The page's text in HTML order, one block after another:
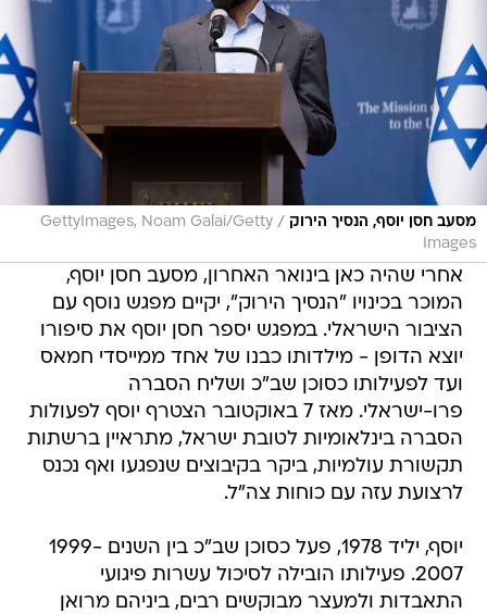
מסעב חסן יוסף, הנסיך הירוק /
GettyImages, Noam Galai/Getty
Images
אחרי שהיה כאן בינואר האחרון, מסעב חסן יוסף,
המוכר בכינויו "הנסיך הירוק", יקיים מפגש נוסף עם
הציבור הישראלי. במפגש יספר חסן יוסף את סיפורו
יוצא הדופן - מילדותו כבנו של אחד ממייסדי חמאס
ועד לפעילותו כסוכן שב"כ ושליח הסברה
פרו-ישראלי. מאז 7 באוקטובר הצטרף יוסף לפעולות
הסברה בינלאומיות לטובת ישראל, מתראיין ברשתות
תקשורת עולמיות, ביקר בקיבוצים שנפגעו ואף נכנס
לרצועת עזה עם כוחות צה"ל.
יוסף, יליד 1978, פעל כסוכן שב"כ בין השנים 1999-
2007. פעילותו הובילה לסיכול עשרות פיגועי
התאבדות ולמעצר מבוקשים רבים, ביניהם מרואן